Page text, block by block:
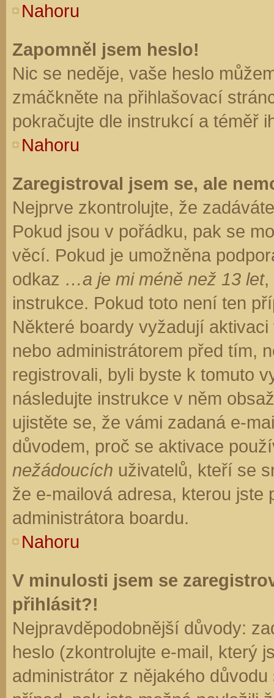
Nahoru
Zapomněl jsem heslo!
Nic se neděje, vaše heslo
zmáčkněte na přihlašovací
pokračujte dle instrukcí a téměř
Nahoru
Zaregistroval jsem se, ale
Nejprve zkontrolujte, že
Pokud jsou v pořádku, pak se
věcí. Pokud je umožněna
odkaz …a je mi méně než 13 let,
instrukce. Pokud toto není ten
Některé boardy vyžadují
nebo administrátorem před tím,
registrovali, byli byste k tomuto
následujte instrukce v něm
ujistěte se, že vámi zadaná e-
důvodem, proč se aktivace
nežádoucích uživatelů, kteří se
že e-mailová adresa, kterou jste
administrátora boardu.
Nahoru
V minulosti jsem se
přihlásit?!
Nejpravděpodobnější důvody:
heslo (zkontrolujte e-mail, který
administrátor z nějakého